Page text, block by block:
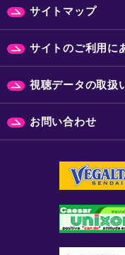
サイトマップ
サイトのご利用に
視聴データの取扱
お問い合わせ